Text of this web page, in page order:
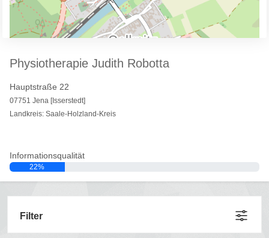
Physiotherapie Judith Robotta
Hauptstraße 22
07751 Jena [Isserstedt]
Landkreis: Saale-Holzland-Kreis
Informationsqualität
22%
Filter